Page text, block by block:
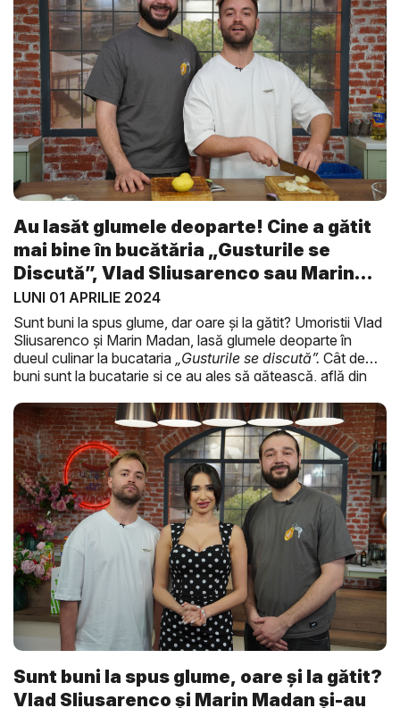
Au lasăt glumele deoparte! Cine a gătit
mai bine în bucătăria „Gusturile se
Discută”, Vlad Sliusarenco sau Marin
M...
LUNI 01 APRILIE 2024
Sunt buni la spus glume, dar oare și la gătit? Umoristii Vlad
Sliusarenco și Marin Madan, lasă glumele deoparte în
dueul culinar la bucataria „Gusturile se discută”. Cât de
buni sunt la bucatarie și ce au ales să gătească, află din
Sunt buni la spus glume, oare și la gătit?
Vlad Sliusarenco și Marin Madan și-au